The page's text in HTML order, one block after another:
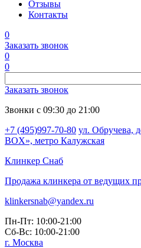
Отзывы
Контакты
0
Заказать звонок
0
0
Заказать звонок
Звонки с 09:30 до 21:00
+7 (495)997-70-80 ул. Обручева,
BOX», метро Калужская
Клинкер Снаб
Продажа клинкера от ведущих
klinkersnab@yandex.ru
Пн-Пт: 10:00-21:00
Сб-Вс: 10:00-21:00
г. Москва